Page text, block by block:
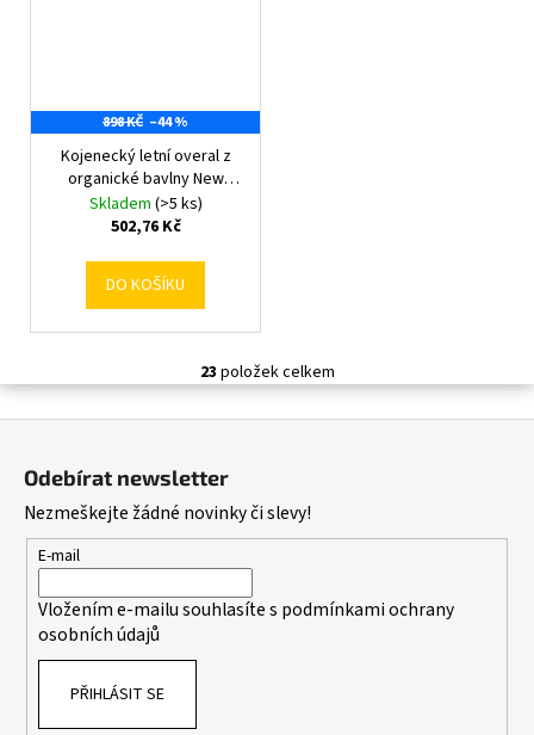
898 KČ –44 %
Kojenecký letní overal z
organické bavlny New
Baby Olivy 80 (9-12m)
Skladem (>5 ks)
502,76 Kč
DO KOŠÍKU
O
a
c
r
23 položek celkem
Odebírat newsletter
Nezmeškejte žádné novinky či slevy!
E-mail
Vložením e-mailu souhlasíte s podmínkami ochrany
osobních údajů
PŘIHLÁSIT SE